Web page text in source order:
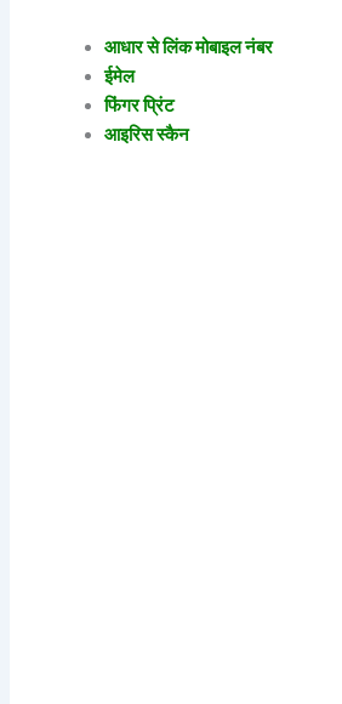
आधार से लिंक मोबाइल नंबर
ईमेल
फिंगर प्रिंट
आइरिस स्कैन